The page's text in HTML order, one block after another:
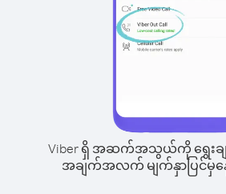
Viber ရှိ အဆက်အသွယ်ကို ရွေးခ
အချက်အလက် မျက်နှာပြင်မှနေ